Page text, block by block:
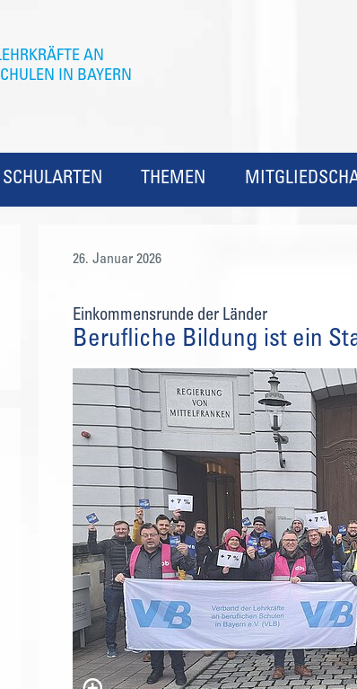
SCHULARTEN THEMEN
26. Januar 2026
Einkommensrunde der Länder
Berufliche Bildung ist ein